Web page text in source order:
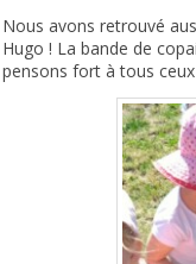
Nous avons retrouvé
Hugo ! La bande de
pensons fort à tous